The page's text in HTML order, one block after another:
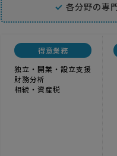
各分野の専
得意業務
独立・開業・設立支援
財務分析
相続・資産税